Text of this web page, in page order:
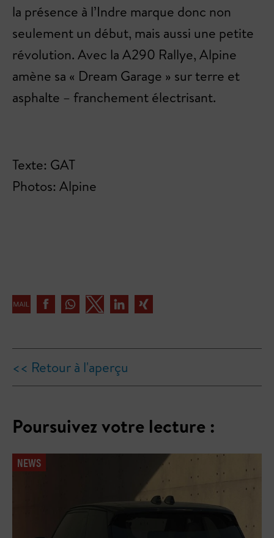
la présence à l’Indre marque donc non
seulement un début, mais aussi une petite
révolution. Avec la A290 Rallye, Alpine
amène sa « Dream Garage » sur terre et
asphalte – franchement électrisant.
Texte: GAT
Photos: Alpine
<< Retour à l'aperçu
Poursuivez votre lecture :
NEWS